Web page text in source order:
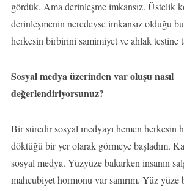
gördük. Ama derinleşme imkansız. Üstelik
derinleşmenin neredeyse imkansız olduğu
herkesin birbirini samimiyet ve ahlak testine
Sosyal medya üzerinden var oluşu nasıl
değerlendiriyorsunuz?
Bir süredir sosyal medyayı hemen herkesin
döktüğü bir yer olarak görmeye başladım.
sosyal medya. Yüzyüze bakarken insanın
mahcubiyet hormonu var sanırım. Yüz yüze